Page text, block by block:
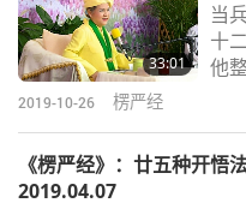
在
33:01
当
十
他
当
比
他
2019-10-26 楞严经
《楞严经》：廿五种开悟
2019.04.07